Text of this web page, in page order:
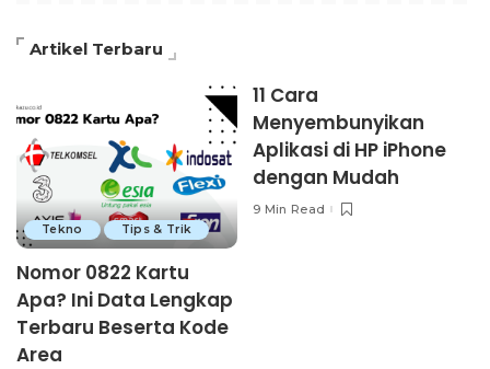
Artikel Terbaru
Tekno Tips & Trik
Nomor 0822 Kartu
Apa? Ini Data Lengkap
Terbaru Beserta Kode
Area
11 Cara
Menyembunyikan
Aplikasi di HP iPhone
dengan Mudah
9 Min Read